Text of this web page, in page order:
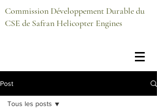
Commission Développement Durable du
CSE de Safran Helicopter Engines
Post
Tous les posts